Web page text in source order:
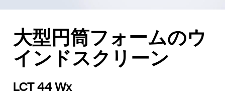
大型円筒フォームのウ
インドスクリーン
LCT 44 Wx